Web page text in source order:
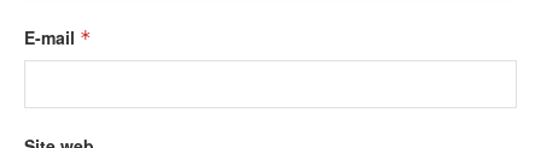
E-mail *